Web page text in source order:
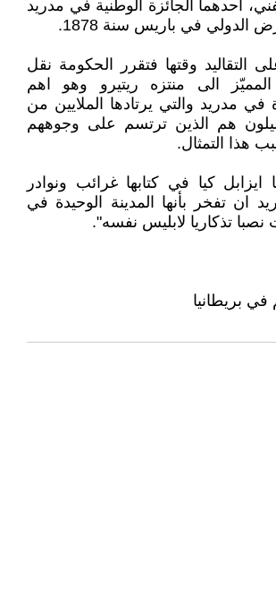
احدهما الجائزة الوطنية في مدريد
الدولي في باريس سنة 1878.
التقاليد وقتها فتقرر الحكومة نقل
المميّز الى منتزه ريتيرو وهو اهم
في مدريد والتي يرتادها الملايين من
قليلون هم الذين ترتسم على وجوههم
هذا التمثال.
ايزابل كيا في كتابها غرائب ونوادر
ان تفخر بأنها المدينة الوحيدة في
تذكاريا لابليس نفسه".
بريطانيا